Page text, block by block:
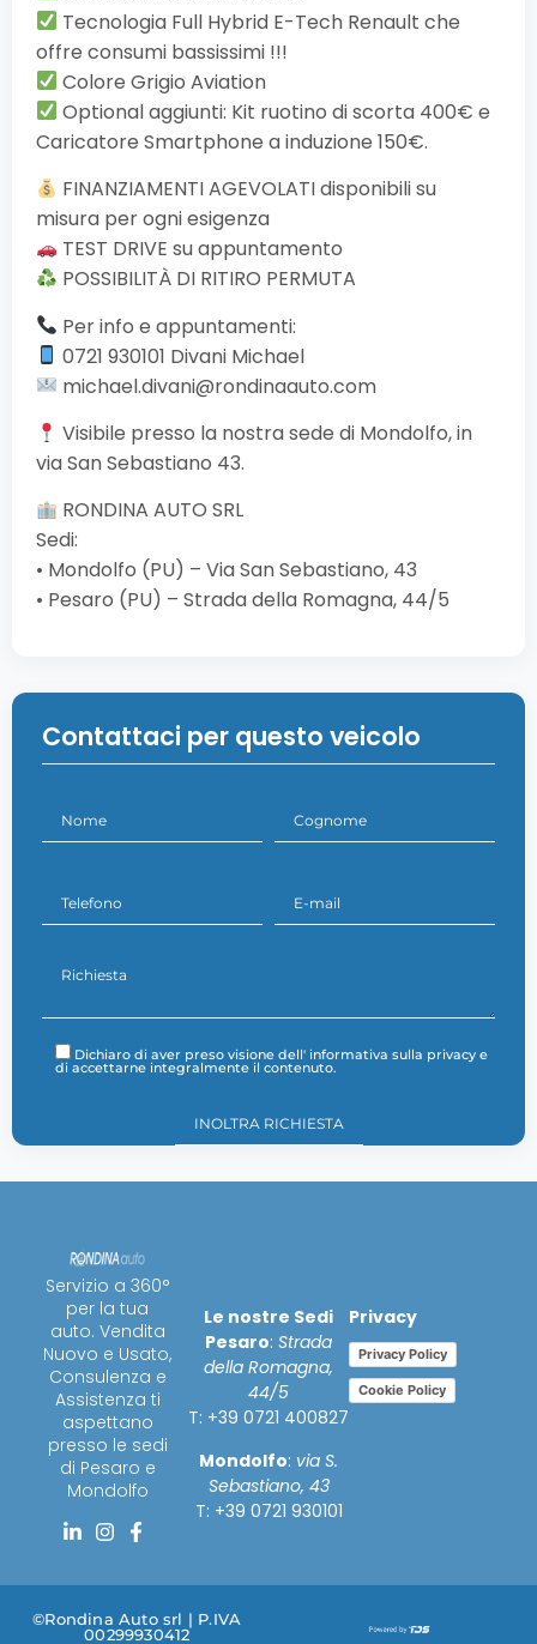
Tecnologia Full Hybrid E-Tech Renault che
offre consumi bassissimi !!!
Colore Grigio Aviation
Optional aggiunti: Kit ruotino di scorta 400€ e
Caricatore Smartphone a induzione 150€.
FINANZIAMENTI AGEVOLATI disponibili su
misura per ogni esigenza
TEST DRIVE su appuntamento
POSSIBILITÀ DI RITIRO PERMUTA
Per info e appuntamenti:
0721 930101 Divani Michael
michael.divani@rondinaauto.com
Visibile presso la nostra sede di Mondolfo, in
via San Sebastiano 43.
RONDINA AUTO SRL
Sedi:
• Mondolfo (PU) – Via San Sebastiano, 43
• Pesaro (PU) – Strada della Romagna, 44/5
Contattaci per questo veicolo
Dichiaro di aver preso visione dell' informativa sulla privacy e
di accettarne integralmente il contenuto.
Servizio a 360°
per la tua
auto. Vendita
Nuovo e Usato,
Consulenza e
Assistenza ti
aspettano
presso le sedi
di Pesaro e
Mondolfo
Le nostre Sedi
Pesaro: Strada
della Romagna,
44/5
T: +39 0721 400827
Mondolfo: via S.
Sebastiano, 43
T: +39 0721 930101
Privacy
Privacy Policy
Cookie Policy
©Rondina Auto srl | P.IVA
00299930412